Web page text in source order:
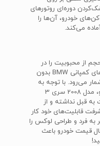
دوره‌ای روتورهای
خودرو، آن‌ها را
می‌کند.
حجم از محبوبیت را در
میان مشتریان دارد. رانندگی با خودروهای کمپانی BMW بدون
می‌رود. با توجه به
تغییرات عمده‌ی سال گذشته‌ی خودرو، مدل 2008 سری 3
قبل نداشته و از
قابلیت‌های خود کار
به فرد و طراحی لوکس را
قیمت خودرو باعث